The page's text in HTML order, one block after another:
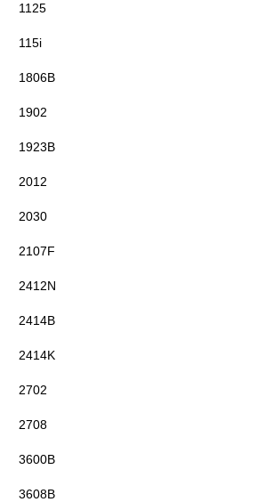
1125
115i
1806B
1902
1923B
2012
2030
2107F
2412N
2414B
2414K
2702
2708
3600B
3608B